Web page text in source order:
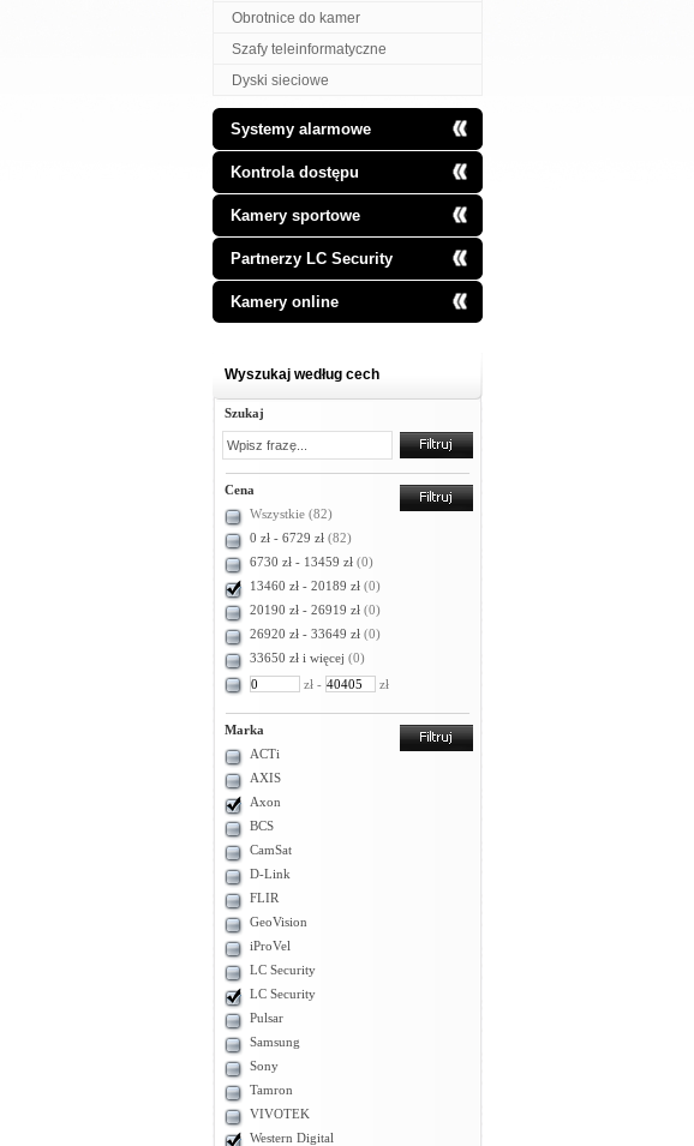
Obrotnice do kamer
Szafy teleinformatyczne
Dyski sieciowe
Systemy alarmowe
Kontrola dostępu
Kamery sportowe
Partnerzy LC Security
Kamery online
Wyszukaj według cech
Szukaj
Cena
Wszystkie (82)
0 zł - 6729 zł (82)
6730 zł - 13459 zł (0)
13460 zł - 20189 zł (0)
20190 zł - 26919 zł (0)
26920 zł - 33649 zł (0)
33650 zł i więcej (0)
zł -
zł
Marka
ACTi
AXIS
Axon
BCS
CamSat
D-Link
FLIR
GeoVision
iProVel
LC Security
LC Security
Pulsar
Samsung
Sony
Tamron
VIVOTEK
Western Digital